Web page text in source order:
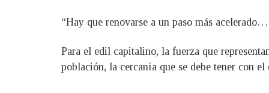
“Hay que renovarse a un paso más
Para el edil capitalino, la fuerza que
población, la cercanía que se debe tener con